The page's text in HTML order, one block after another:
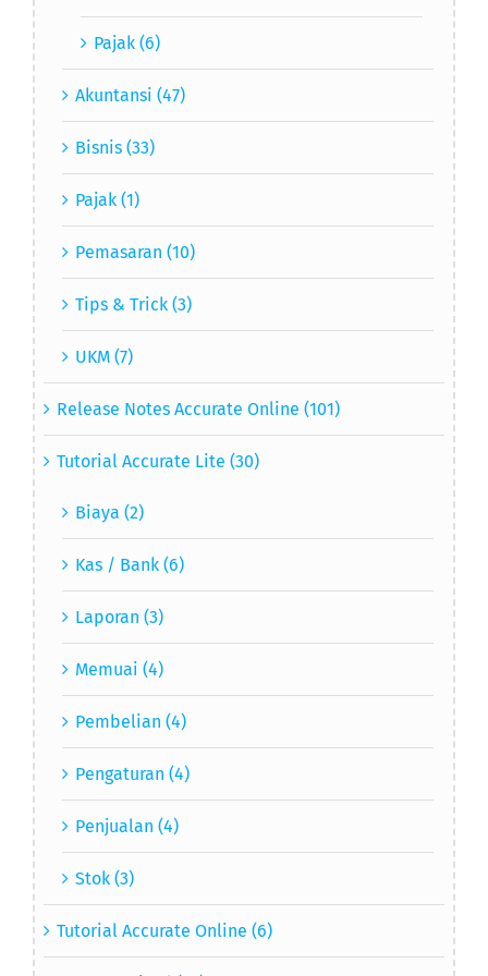
Pajak (6)
Akuntansi (47)
Bisnis (33)
Pajak (1)
Pemasaran (10)
Tips & Trick (3)
UKM (7)
Release Notes Accurate Online (101)
Tutorial Accurate Lite (30)
Biaya (2)
Kas / Bank (6)
Laporan (3)
Memuai (4)
Pembelian (4)
Pengaturan (4)
Penjualan (4)
Stok (3)
Tutorial Accurate Online (6)